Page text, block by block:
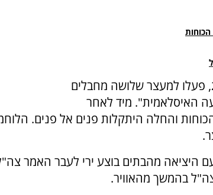
הכוחות, בפיקוד אוגדה 210, פעלו למעצר שלושה מחבלים
האיסלאמית". מיד לאחר
והחלה היתקלות פנים אל פנים.
היציאה מהבתים בוצע ירי לעבר האמר
בהמשך מהאוויר.